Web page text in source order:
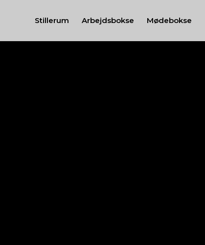
Stillerum Arbejdsbokse Mødebokse